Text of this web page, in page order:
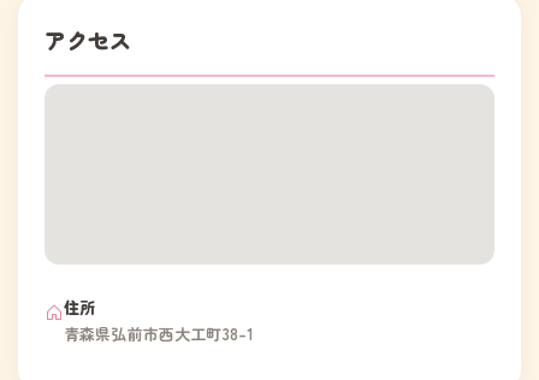
アクセス
住所
青森県弘前市西大工町38-1